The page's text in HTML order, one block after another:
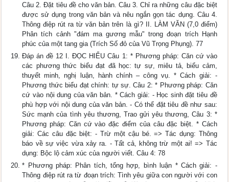
Câu 2. Đặt tiêu đề cho văn bản. Câu 3. Chỉ ra những câu đặc biệt
được sử dụng trong văn bản và nêu ngắn gọn tác dụng. Câu 4.
Thông điệp rút ra từ văn bản trên là gì? II. LÀM VĂN (7,0 điểm)
Phân tích cảnh "đám ma gương mẫu" trong đoạn trích Hạnh
phúc của một tang gia (Trích Số đỏ của Vũ Trọng Phụng). 77
Đáp án đề 12 I. ĐỌC HIỂU Câu 1: * Phương pháp: Căn cứ vào
các phương thức biểu đạt đã học: tự sự, miêu tả, biểu cảm,
thuyết minh, nghị luận, hành chính – công vụ. * Cách giải: -
Phương thức biểu đạt chính: tự sự. Câu 2: * Phương pháp: Căn
cứ vào nội dung của văn bản. * Cách giải: - Học sinh đặt tiêu đề
phù hợp với nội dung của văn bản. - Có thể đặt tiêu đề như sau:
Sức mạnh của tình yêu thương, Trao gửi yêu thương, Câu 3: *
Phương pháp: Căn cứ vào đặc điểm của câu đặc biệt. * Cách
giải: Các câu đặc biệt: - Trừ một cậu bé. => Tác dụng: Thông
báo về sự việc vừa xảy ra. - Tất cả, không trừ một ai! => Tác
dụng: Bộc lộ cảm xúc của người viết. Câu 4: 78
* Phương pháp: Phân tích, tổng hợp, bình luận * Cách giải: -
Thông điệp rút ra từ đoạn trích: Tình yêu giữa con người với con